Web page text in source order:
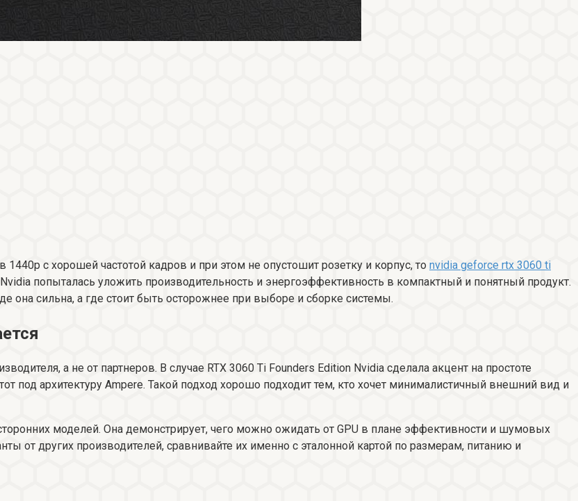
с хорошей частотой кадров и при этом не опустошит розетку и корпус, то nvidia geforce rtx 3060 ti
попыталась уложить производительность и энергоэффективность в компактный и понятный продукт.
она сильна, а где стоит быть осторожнее при выборе и сборке системы.
а не от партнеров. В случае RTX 3060 Ti Founders Edition Nvidia сделала акцент на простоте
под архитектуру Ampere. Такой подход хорошо подходит тем, кто хочет минималистичный внешний вид и
моделей. Она демонстрирует, чего можно ожидать от GPU в плане эффективности и шумовых
от других производителей, сравнивайте их именно с эталонной картой по размерам, питанию и